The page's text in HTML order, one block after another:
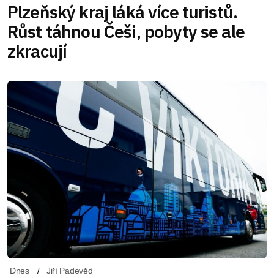
Plzeňský kraj láká více turistů.
Růst táhnou Češi, pobyty se ale
zkracují
Dnes Jiří Padevěd